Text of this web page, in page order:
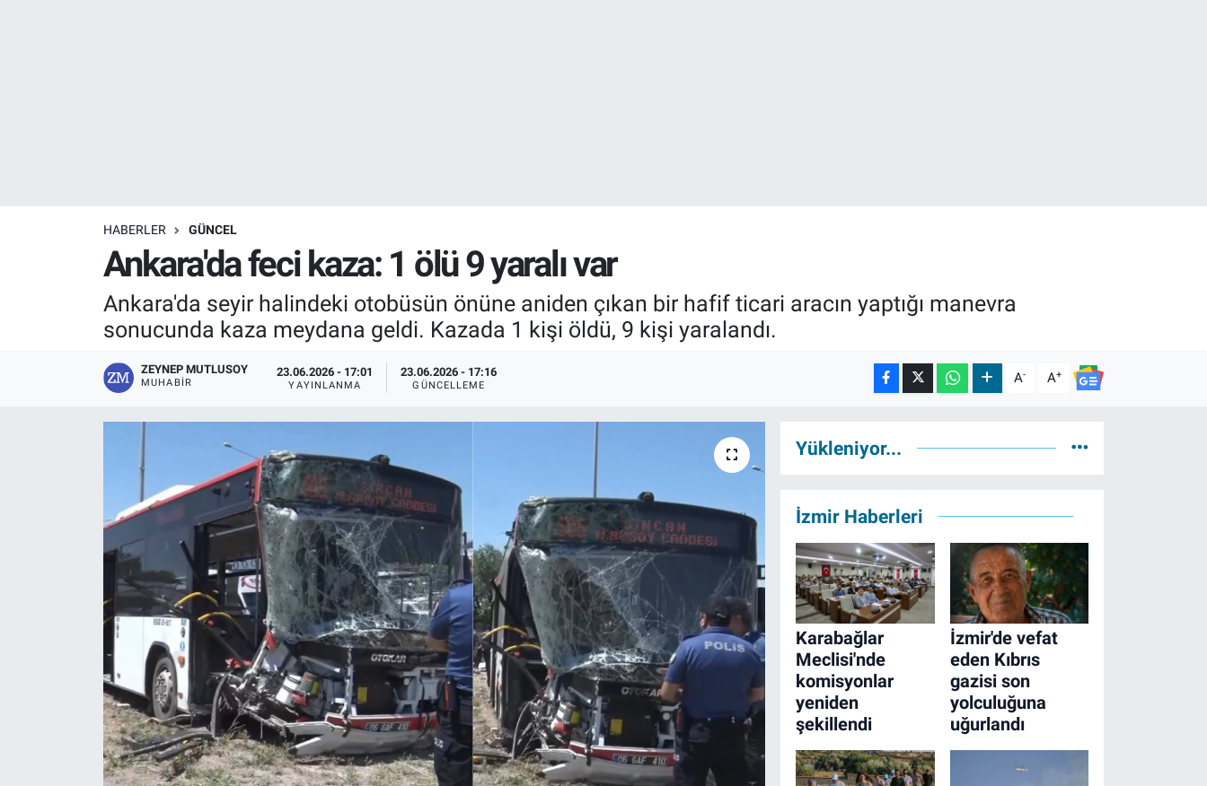
HABERLER GÜNCEL
Ankara'da feci kaza: 1 ölü 9 yaralı var
Ankara'da seyir halindeki otobüsün önüne aniden çıkan bir hafif ticari aracın yaptığı manevra
sonucunda kaza meydana geldi. Kazada 1 kişi öldü, 9 kişi yaralandı.
ZEYNEP MUTLUSOY
MUHABIR
23.06.2026 - 17:01
YAYINLANMA
23.06.2026 - 17:16
GÜNCELLEME A- A+
Yükleniyor...
İzmir Haberleri
Karabağlar
Meclisi'nde
komisyonlar
yeniden
şekillendi
İzmir'de vefat
eden Kıbrıs
gazisi son
yolculuğuna
uğurlandı